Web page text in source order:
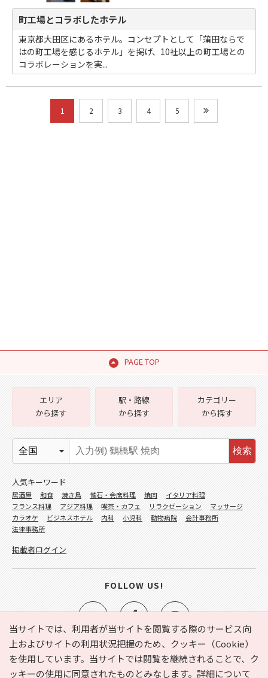
町工場とコラボしたホテル
東京都大田区にあるホテル。コンセプトとして「蒲田ならで
はの町工場を感じるホテル」を掲げ、10社以上の町工場との
コラボレーションを実...
1 2 3 4 5
PAGE TOP
当サイトでは、利用者が当サイトを閲覧する際のサービス向
上およびサイトの利用状況把握のため、クッキー（Cookie）
を使用しています。当サイトでは閲覧を継続されることで、ク
ッキーの使用に同意されたものとみなします。詳細について
e-NAVITA（イーナビタ）とは？ お気に入り
ヘルプ
エリア
から探す
駅・路線
から探す
カテゴリー
から探す
検索
人気キーワード
居酒屋 和食 焼き鳥 懐石・会席料理 焼肉
イタリア料理
フランス料理
アジア料理 喫茶・カフェ リラクゼーション
マッサージ
カラオケ
ビジネスホテル 内科 小児科 動物病院
会計事務所
法律事務所
掲載者ログイン
FOLLOW US!